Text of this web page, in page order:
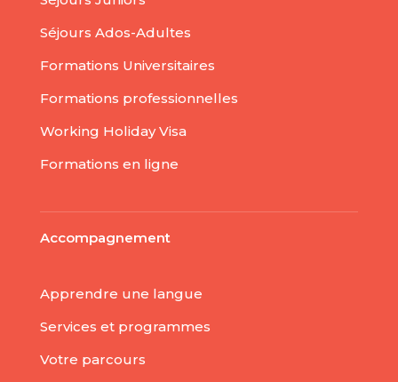
Séjours Ados-Adultes
Formations Universitaires
Formations professionnelles
Working Holiday Visa
Formations en ligne
Accompagnement
Apprendre une langue
Services et programmes
Votre parcours